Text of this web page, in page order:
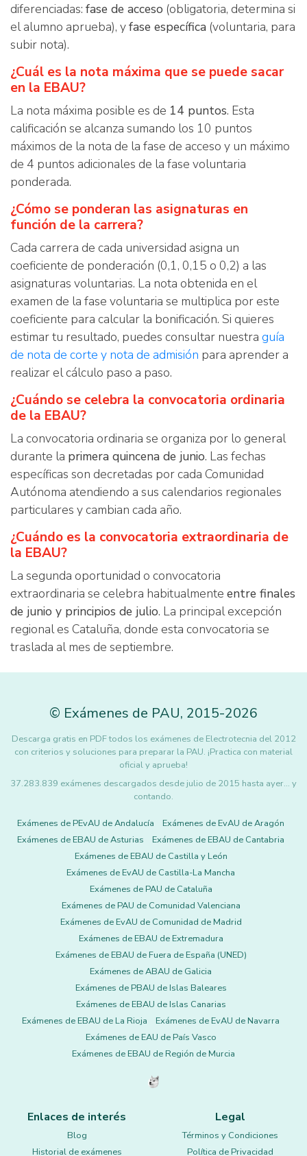
diferenciadas: fase de acceso (obligatoria, determina si
el alumno aprueba), yfase específica (voluntaria, para
subir nota).
¿Cuál es la nota máxima que se puede sacar
en la EBAU?
La nota máxima posible es de 14 puntos. Esta
calificación se alcanza sumando los 10 puntos
máximos de la nota de la fase de acceso y un máximo
de 4 puntos adicionales de la fase voluntaria
ponderada.
¿Cómo se ponderan las asignaturas en
función de la carrera?
Cada carrera de cada universidad asigna un
coeficiente de ponderación (0,1, 0,15 o 0,2) a las
asignaturas voluntarias. La nota obtenida en el
examen de la fase voluntaria se multiplica por este
coeficiente para calcular la bonificación. Si quieres
estimar tu resultado, puedes consultar nuestra guía
de nota de corte y nota de admisión para aprender a
realizar el cálculo paso a paso.
¿Cuándo se celebra la convocatoria ordinaria
de la EBAU?
La convocatoria ordinaria se organiza por lo general
durante la primera quincena de junio. Las fechas
específicas son decretadas por cada Comunidad
Autónoma atendiendo a sus calendarios regionales
particulares y cambian cada año.
¿Cuándo es la convocatoria extraordinaria de
la EBAU?
La segunda oportunidad o convocatoria
extraordinaria se celebra habitualmente entre finales
de junio y principios de julio. La principal excepción
regional es Cataluña, donde esta convocatoria se
traslada al mes de septiembre.
© Exámenes de PAU, 2015-2026
Descarga gratis en PDF todos los exámenes de Electrotecnia del 2012
con criterios y soluciones para preparar la PAU. ¡Practica con material
oficial y aprueba!
37.283.839 exámenes descargados desde julio de 2015 hasta ayer... y
contando.
Exámenes de PEvAU de Andalucía
Exámenes de EvAU de Aragón
Exámenes de EBAU de Asturias
Exámenes de EBAU de Cantabria
Exámenes de EBAU de Castilla y León
Exámenes de EvAU de Castilla-La Mancha
Exámenes de PAU de Cataluña
Exámenes de PAU de Comunidad Valenciana
Exámenes de EvAU de Comunidad de Madrid
Exámenes de EBAU de Extremadura
Exámenes de EBAU de Fuera de España (UNED)
Exámenes de ABAU de Galicia
Exámenes de PBAU de Islas Baleares
Exámenes de EBAU de Islas Canarias
Exámenes de EBAU de La Rioja
Exámenes de EvAU de Navarra
Exámenes de EAU de País Vasco
Exámenes de EBAU de Región de Murcia
Enlaces de interés
Blog
Historial de exámenes
Legal
Términos y Condiciones
Política de Privacidad